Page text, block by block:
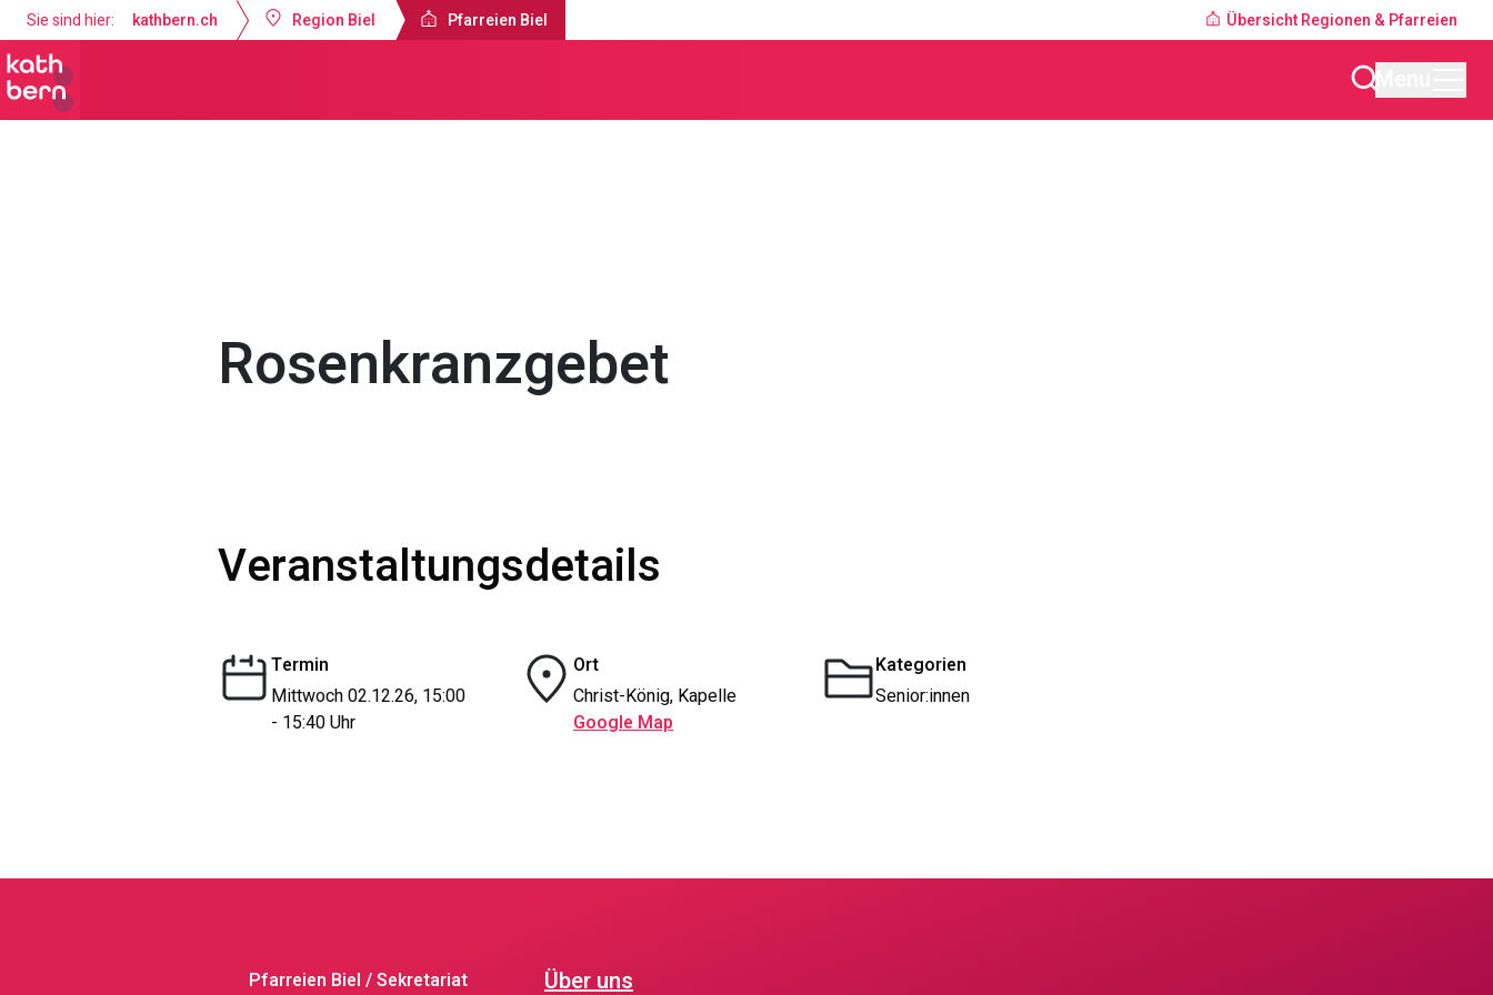
Sie sind hier: kathbern.ch Region Biel Pfarreien Biel Übersicht Regionen & Pfarreien
Rosenkranzgebet
Veranstaltungsdetails
Termin
Mittwoch 02.12.26, 15:00
- 15:40 Uhr
Ort
Christ-König, Kapelle
Google Map
Kategorien
Senior:innen
Pfarreien Biel / Sekretariat
Über uns